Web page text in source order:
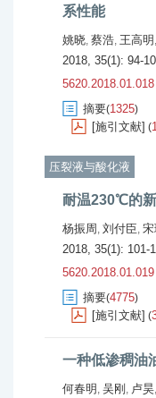
系性能
姚晓, 蔡浩, 王高明 ,
2018, 35(1): 94-
5620.2018.01.018
摘要(1325)
[施引文献] (
压裂液与酸化液
耐温230℃的
杨振周 , 刘付臣,
2018, 35(1): 101-
5620.2018.01.019
摘要(4775)
[施引文献] (
一种低渗稠油
何春明 , 吴刚 , 卢昊,